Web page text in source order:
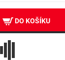
DO KOŠÍKU